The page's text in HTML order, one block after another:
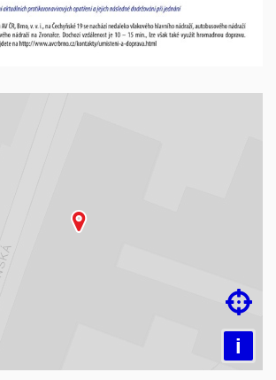
Načítám mapu…
i
